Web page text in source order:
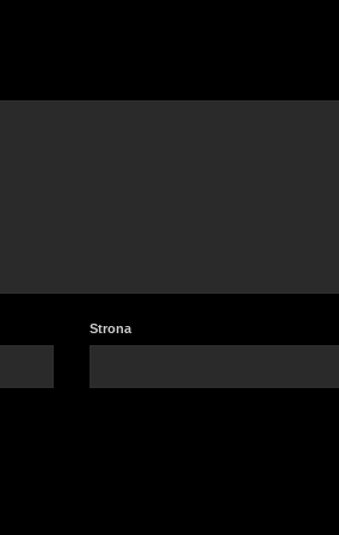
Strona